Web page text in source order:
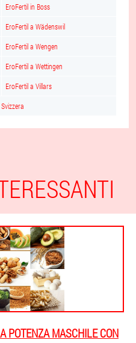
EroFertil in Boss
EroFertil a Wädenswil
EroFertil a Wengen
EroFertil a Wettingen
EroFertil a Villars
POTENZA MASCHILE CON